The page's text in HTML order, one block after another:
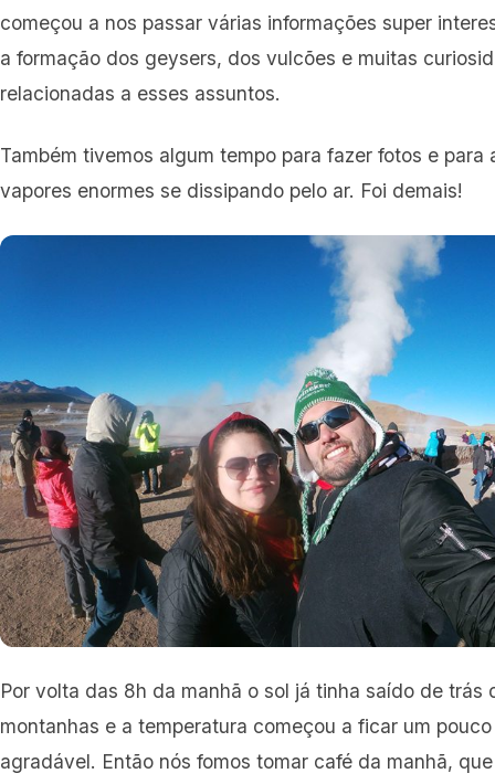
começou a nos passar várias informações super
a formação dos geysers, dos vulcões e muitas
relacionadas a esses assuntos.
Também tivemos algum tempo para fazer fotos e para
vapores enormes se dissipando pelo ar. Foi demais!
Por volta das 8h da manhã o sol já tinha saído de trás
montanhas e a temperatura começou a ficar um
agradável. Então nós fomos tomar café da manhã,